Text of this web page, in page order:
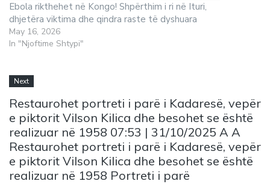
Ebola rikthehet në Kongo! Shpërthim i ri në Ituri,
dhjetëra viktima dhe qindra raste të dyshuara
May 16, 2026
In "Njoftime Shtypi"
Next
Restaurohet portreti i parë i Kadaresë, vepër
e piktorit Vilson Kilica dhe besohet se është
realizuar në 1958 07:53 | 31/10/2025 A A
Restaurohet portreti i parë i Kadaresë, vepër
e piktorit Vilson Kilica dhe besohet se është
realizuar në 1958 Portreti i parë